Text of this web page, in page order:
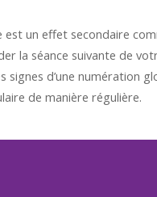
un effet secondaire
la séance suivante de
d’une numération
de manière régulière.